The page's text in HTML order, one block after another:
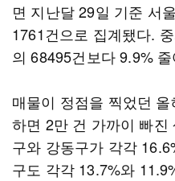
면 지난달 29일 기준 서
1761건으로 집계됐다.
의 68495건보다 9.9%
매물이 정점을 찍었던
하면 2만 건 가까이 빠
구와 강동구가 각각
구도 각각 13.7%와